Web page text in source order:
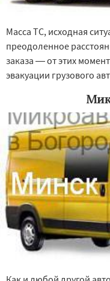
Масса ТС, исходная
преодоленное
заказа — от этих
эвакуации грузового